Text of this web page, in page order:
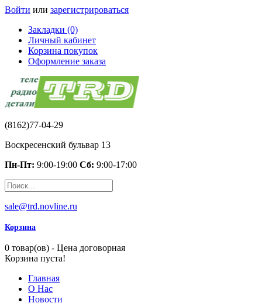
Войти или зарегистрироваться
Закладки (0)
Личный кабинет
Корзина покупок
Оформление заказа
(8162)77-04-29
Воскресенский бульвар 13
Пн-Пт: 9:00-19:00 Сб: 9:00-17:00
sale@trd.novline.ru
Корзина
0 товар(ов) - Цена договорная
Корзина пуста!
Главная
О Нас
Новости